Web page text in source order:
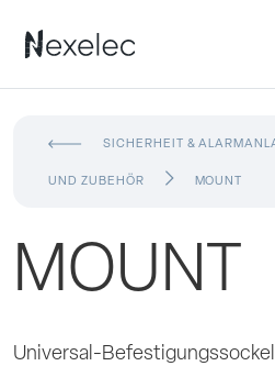
SICHERHEIT &
UND ZUBEHÖR MOUNT
MOUNT
Universal-Befestigungssockel